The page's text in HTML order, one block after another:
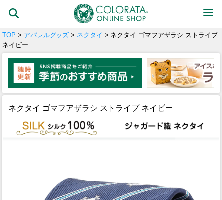
TOP > アパレルグッズ > ネクタイ > ネクタイ ゴマフアザラシ ストライプ
ネイビー
ネクタイ ゴマフアザラシ ストライプ ネイビー